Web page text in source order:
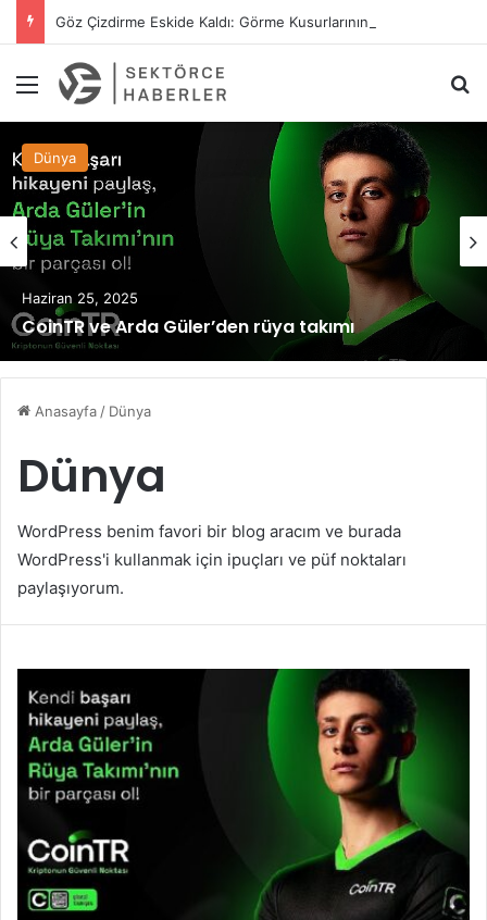
Menü
Dünya
Haziran 25, 2025
CoinTR ve Arda Güler’den rüya takımı
Anasayfa/ Dünya
Dünya
WordPress benim favori bir blog aracım ve burada
WordPress'i kullanmak için ipuçları ve püf noktaları
paylaşıyorum.